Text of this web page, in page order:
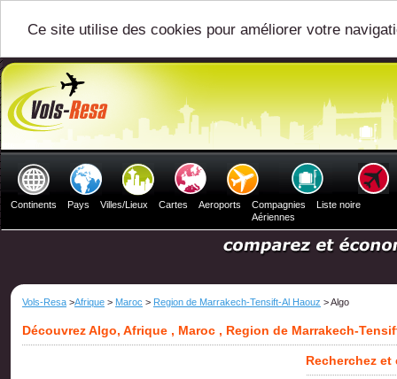
Ce site utilise des cookies pour améliorer votre
Continents Pays Villes/Lieux Cartes Aeroports
Compagnies
Aériennes
Liste noire
Vols-Resa >Afrique > Maroc > Region de Marrakech-Tensift-Al Haouz > Algo
Découvrez Algo, Afrique , Maroc , Region de Marrakech-
Recherchez